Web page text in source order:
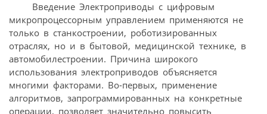
Введение Электроприводы с цифровым
микропроцессорным управлением применяются не
только в станкостроении, роботизированных
отраслях, но и в бытовой, медицинской технике, в
автомобилестроении. Причина широкого
использования электроприводов объясняется
многими факторами. Во-первых, применение
алгоритмов, запрограммированных на конкретные
операции, позволяет значительно повысить